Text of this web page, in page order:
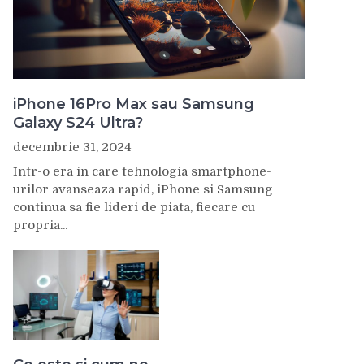
iPhone 16Pro Max sau Samsung
Galaxy S24 Ultra?
decembrie 31, 2024
Intr-o era in care tehnologia smartphone-
urilor avanseaza rapid, iPhone si Samsung
continua sa fie lideri de piata, fiecare cu
propria...